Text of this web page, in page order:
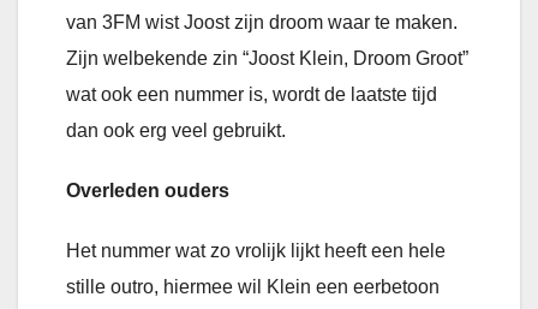
van 3FM wist Joost zijn droom waar te maken.
Zijn welbekende zin “Joost Klein, Droom Groot”
wat ook een nummer is, wordt de laatste tijd
dan ook erg veel gebruikt.
Overleden ouders
Het nummer wat zo vrolijk lijkt heeft een hele
stille outro, hiermee wil Klein een eerbetoon